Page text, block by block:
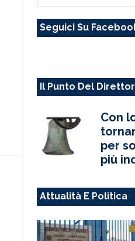
sito
Seguici Su
Il Punto Del
Con
per
più
Attualità E Politica